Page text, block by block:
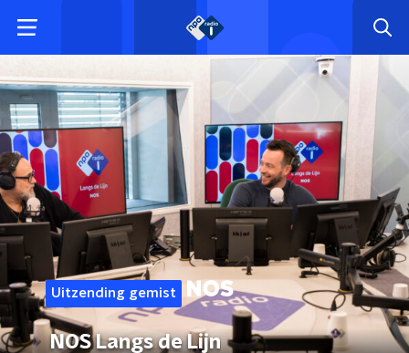
Uitzending gemist
NOS Langs de Lijn